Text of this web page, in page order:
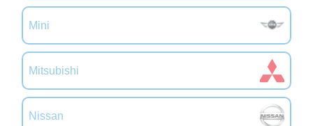
Mini
Mitsubishi
Nissan